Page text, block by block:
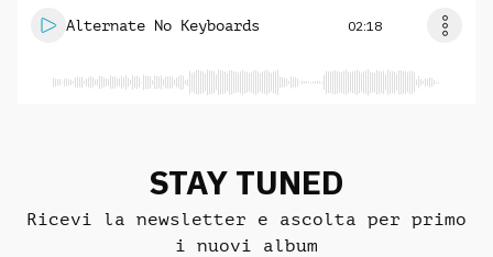
Alternate No Keyboards 02:18
STAY TUNED
Ricevi la newsletter e ascolta per primo
i nuovi album